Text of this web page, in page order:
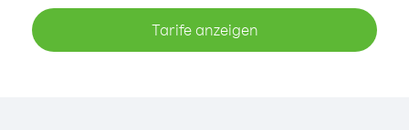
Tarife anzeigen